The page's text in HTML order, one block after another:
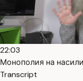
22:03
Монополия на
Transcript